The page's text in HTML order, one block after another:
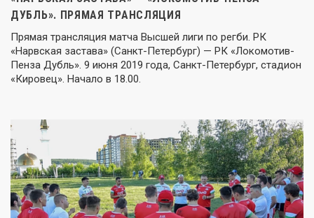
ДУБЛЬ». ПРЯМАЯ ТРАНСЛЯЦИЯ
Прямая трансляция матча Высшей лиги по регби. РК
«Нарвская застава» (Санкт-Петербург) — РК «Локомотив-
Пенза Дубль». 9 июня 2019 года, Санкт-Петербург, стадион
«Кировец». Начало в 18.00.